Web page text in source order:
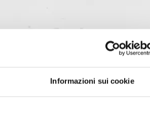
Informazioni sui cookie